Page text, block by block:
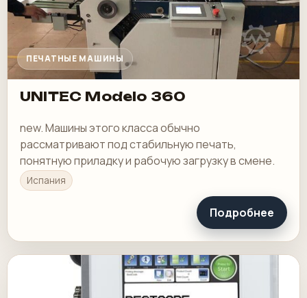
ПЕЧАТНЫЕ МАШИНЫ
UNITEC Modelo 360
new. Машины этого класса обычно
рассматривают под стабильную печать,
понятную приладку и рабочую загрузку в смене.
Испания
Подробнее